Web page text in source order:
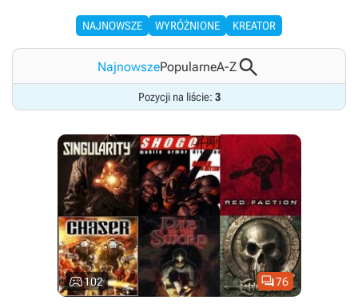
NAJNOWSZE WYRÓŻNIONE KREATOR
NajnowszePopularneA-Z
Pozycji na liście: 3
76
102